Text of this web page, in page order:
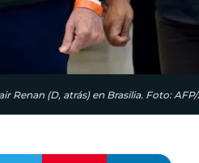
Renan (D, atrás) en Brasilia. Foto: